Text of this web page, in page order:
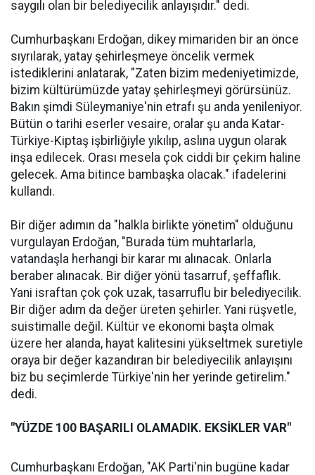
saygılı olan bir belediyecilik anlayışıdır." dedi.
Cumhurbaşkanı Erdoğan, dikey mimariden bir an önce
sıyrılarak, yatay şehirleşmeye öncelik vermek
istediklerini anlatarak, "Zaten bizim medeniyetimizde,
bizim kültürümüzde yatay şehirleşmeyi görürsünüz.
Bakın şimdi Süleymaniye'nin etrafı şu anda yenileniyor.
Bütün o tarihi eserler vesaire, oralar şu anda Katar-
Türkiye-Kiptaş işbirliğiyle yıkılıp, aslına uygun olarak
inşa edilecek. Orası mesela çok ciddi bir çekim haline
gelecek. Ama bitince bambaşka olacak." ifadelerini
kullandı.
Bir diğer adımın da "halkla birlikte yönetim" olduğunu
vurgulayan Erdoğan, "Burada tüm muhtarlarla,
vatandaşla herhangi bir karar mı alınacak. Onlarla
beraber alınacak. Bir diğer yönü tasarruf, şeffaflık.
Yani israftan çok çok uzak, tasarruflu bir belediyecilik.
Bir diğer adım da değer üreten şehirler. Yani rüşvetle,
suistimalle değil. Kültür ve ekonomi başta olmak
üzere her alanda, hayat kalitesini yükseltmek suretiyle
oraya bir değer kazandıran bir belediyecilik anlayışını
biz bu seçimlerde Türkiye'nin her yerinde getirelim."
dedi.
"YÜZDE 100 BAŞARILI OLAMADIK. EKSİKLER VAR"
Cumhurbaşkanı Erdoğan, "AK Parti'nin bugüne kadar